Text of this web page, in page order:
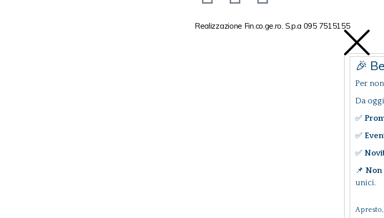
Realizzazione Fin.co.ge.ro. S.p.a 095 7515155
🎉
Per
Da
✅
✅
✅
📌 Non
unici.
A presto,